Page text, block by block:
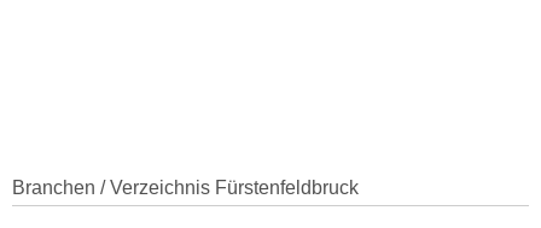
Branchen / Verzeichnis Fürstenfeldbruck